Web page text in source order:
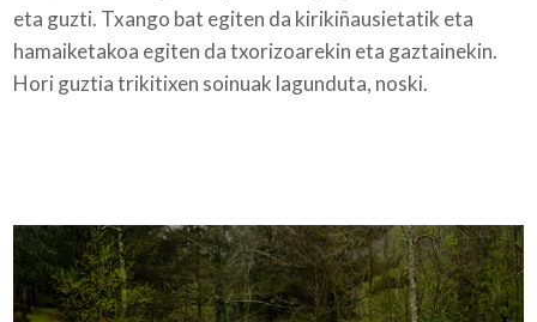
eta guzti. Txango bat egiten da kirikiñausietatik eta
hamaiketakoa egiten da txorizoarekin eta gaztainekin.
Hori guztia trikitixen soinuak lagunduta, noski.